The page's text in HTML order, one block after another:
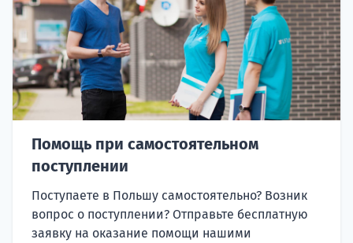
Помощь при самостоятельном
поступлении
Поступаете в Польшу самостоятельно? Возник
вопрос о поступлении? Отправьте бесплатную
заявку на оказание помощи нашими